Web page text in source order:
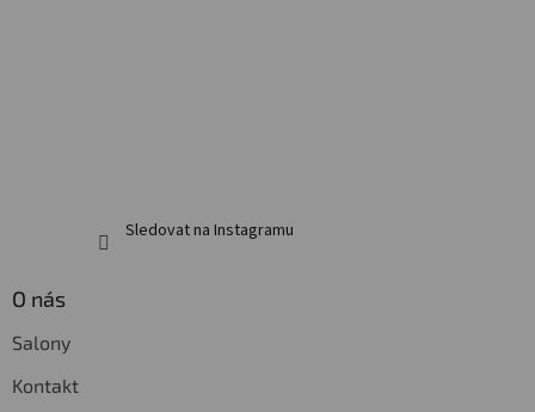
Sledovat na Instagramu
O nás
Salony
Kontakt